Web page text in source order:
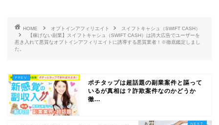
HOME オプトインアフィリエイト
スイフトキャシュ（SWIFT CASH）
【稼げない副業】スイフトキャシュ（SWIFT CASH）は誇大広告でユーザーを
惹き入れて悪質なオプトインアフィリエイトに誘導する悪質業者！※徹底鑑定しまし
た。
ポチタップは超話題の副業案件と謳って
いるが真相は？詐欺案件なのかどうか
徹...